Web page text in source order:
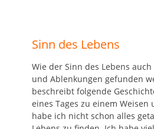
Sinn des Lebens
Wie der Sinn des Lebens
und Ablenkungen gefunden
beschreibt folgende
eines Tages zu einem Weisen
habe ich nicht schon alles